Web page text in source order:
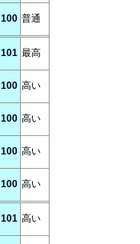
100 普通
101 最高
100 高い
100 高い
100 高い
100 高い
101 高い